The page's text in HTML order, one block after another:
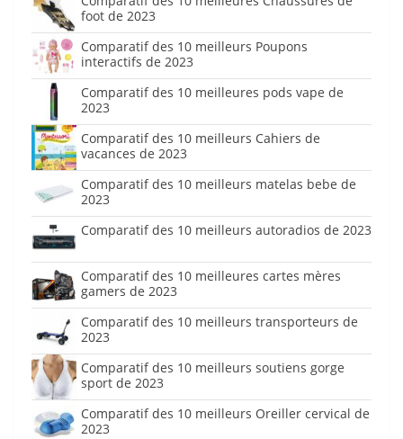
foot de 2023
Comparatif des 10 meilleurs Poupons
interactifs de 2023
Comparatif des 10 meilleures pods vape de
2023
Comparatif des 10 meilleurs Cahiers de
vacances de 2023
Comparatif des 10 meilleurs matelas bebe de
2023
Comparatif des 10 meilleurs autoradios de 2023
Comparatif des 10 meilleures cartes mères
gamers de 2023
Comparatif des 10 meilleurs transporteurs de
2023
Comparatif des 10 meilleurs soutiens gorge
sport de 2023
Comparatif des 10 meilleurs Oreiller cervical de
2023